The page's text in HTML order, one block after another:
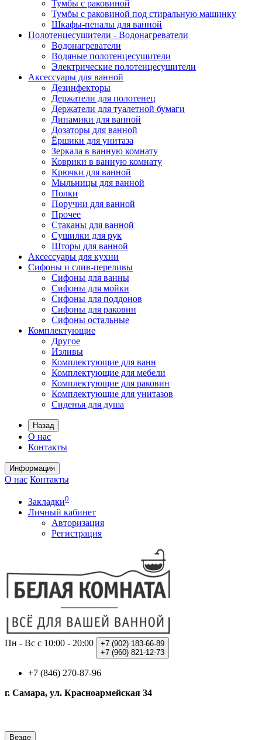
Тумбы с раковиной
Тумбы с раковиной под стиральную машинку
Шкафы-пеналы для ванной
Полотенцесушители - Водонагреватели
Водонагреватели
Водяные полотенцесушители
Электрические полотенцесушители
Аксессуары для ванной
Дезинфекторы
Держатели для полотенец
Держатели для туалетной бумаги
Динамики для ванной
Дозаторы для ванной
Ёршики для унитаза
Зеркала в ванную комнату
Коврики в ванную комнату
Крючки для ванной
Мыльницы для ванной
Полки
Поручни для ванной
Прочее
Стаканы для ванной
Сушилки для рук
Шторы для ванной
Аксессуары для кухни
Сифоны и слив-переливы
Сифоны для ванны
Сифоны для мойки
Сифоны для поддонов
Сифоны для раковин
Сифоны остальные
Комплектующие
Другое
Изливы
Комплектующие для ванн
Комплектующие для мебели
Комплектующие для раковин
Комплектующие для унитазов
Сиденья для душа
Назад
О нас
Контакты
Информация
О нас Контакты
Закладки0
Личный кабинет
Авторизация
Регистрация
Пн - Вс с 10:00 - 20:00 +7 (902) 183-66-89
+7 (960) 821-12-73
+7 (846) 270-87-96
г. Самара, ул. Красноармейская 34
Везде